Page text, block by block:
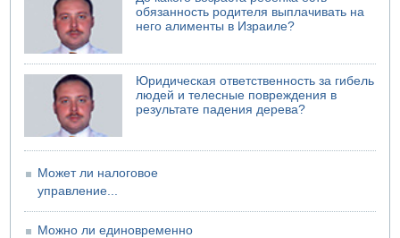
электрической компании
06.08.2026 13:07
Возле Кирьят-Арбы пожар на местности
обязанность родителя выплачивать на
него алименты в Израиле?
Юридическая ответственность за гибель
людей и телесные повреждения в
результате падения дерева?
Может ли налоговое
управление...
Можно ли единовременно